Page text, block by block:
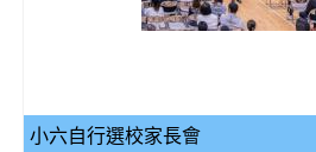
小六自行選校家長會